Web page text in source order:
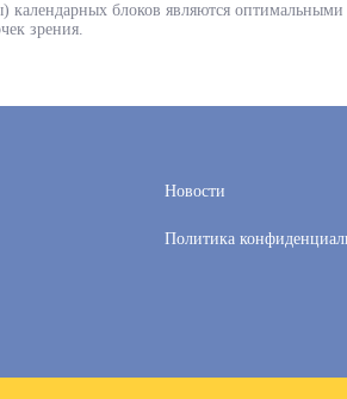
блоков являются оптимальными
зрения.
Новости
Политика